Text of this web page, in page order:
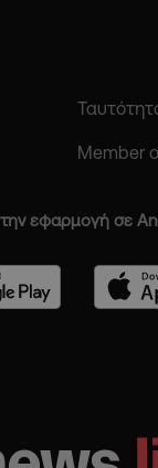
Member
εφαρμογή σε